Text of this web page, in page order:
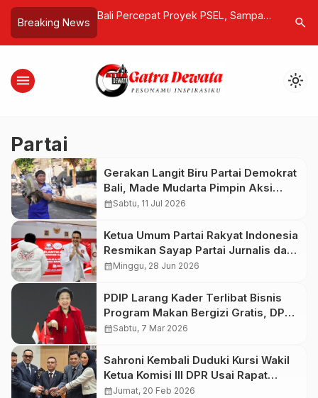
Breaking News
Lumpur
Mengandung
Global
Bali Percepat Proyek PSEL, Sampah
Jokowi”
search
menu light_mode
Partai
Gerakan Langit Biru Partai Demokrat
Bali, Made Mudarta Pimpin Aksi
Bersih-Bersih Pura Dalem
calendar_monthSabtu, 11 Jul 2026
Ketua Umum Partai Rakyat Indonesia
Resmikan Sayap Partai Jurnalis dan
Influencer
calendar_monthMinggu, 28 Jun 2026
PDIP Larang Kader Terlibat Bisnis
Program Makan Bergizi Gratis, DPP
Keluarkan Instruksi Resmi
calendar_monthSabtu, 7 Mar 2026
Sahroni Kembali Duduki Kursi Wakil
Ketua Komisi III DPR Usai Rapat
Pleno
calendar_monthJumat, 20 Feb 2026